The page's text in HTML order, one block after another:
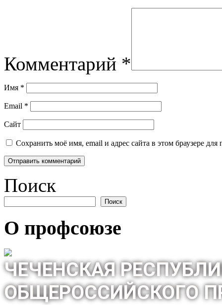
Комментарий *
Имя *
Email *
Сайт
Сохранить моё имя, email и адрес сайта в этом браузере
Поиск
Поиск
О профсоюзе
ЧЕЧЕНСКАЯ
ОБЩЕРОССИЙСКОГО